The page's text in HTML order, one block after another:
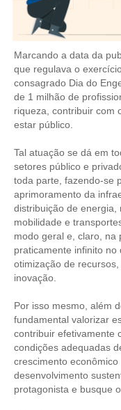
ACORDOS,
CONTRIBUIÇÕES
CONTRIBUIÇÃO
CONTRIBUIÇÃO
CONTRIBUIÇÃO
REVISÃO DE
FGTS EXPURGOS
FGTS CORREÇÃO
LEGISLAÇÃO
LEI 4.950-A/1966 –
LEI 6.496/1977 – ART
RES 1.002/2002 –
HOMOLOGAÇÕES
Marcando a data da
que regulava o
consagrado Dia do
de 1 milhão de
riqueza, contribuir com
estar público.
Tal atuação se dá em
setores público e
toda parte, fazendo-se
aprimoramento da
distribuição de energia,
mobilidade e
modo geral e, claro, na
praticamente infinito no
otimização de
inovação.
Por isso mesmo, além
fundamental valorizar
contribuir efetivamente
condições adequadas
crescimento
desenvolvimento
protagonista e busque